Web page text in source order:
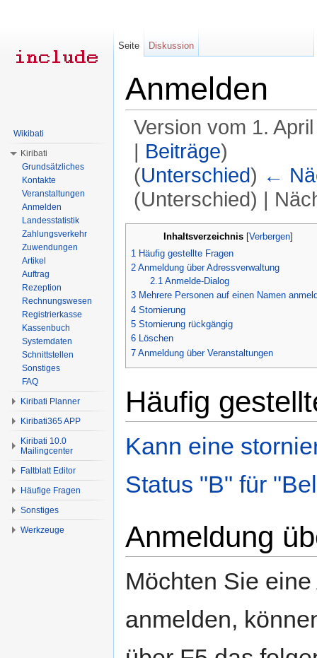
Anmelden
Version vom 1.
| Beiträge)
(Unterschied) ←
(Unterschied) |
Inhaltsverzeichnis [Verbergen]
1 Häufig gestellte Fragen
2 Anmeldung über Adressverwaltung
2.1 Anmelde-Dialog
3 Mehrere Personen auf einen Namen
4 Stornierung
5 Stornierung rückgängig
6 Löschen
7 Anmeldung über Veranstaltungen
Häufig
Kann eine
Status "B" für
Anmeldung
Möchten Sie
anmelden,
Seite Diskussion
Wikibati
Kiribati
Grundsätzliches
Kontakte
Veranstaltungen
Anmelden
Landesstatistik
Zahlungsverkehr
Zuwendungen
Artikel
Auftrag
Rezeption
Rechnungswesen
Registrierkasse
Kassenbuch
Systemdaten
Schnittstellen
Sonstiges
FAQ
Kiribati Planner
Kiribati365 APP
Kiribati 10.0
Mailingcenter
Faltblatt Editor
Häufige Fragen
Sonstiges
Werkzeuge